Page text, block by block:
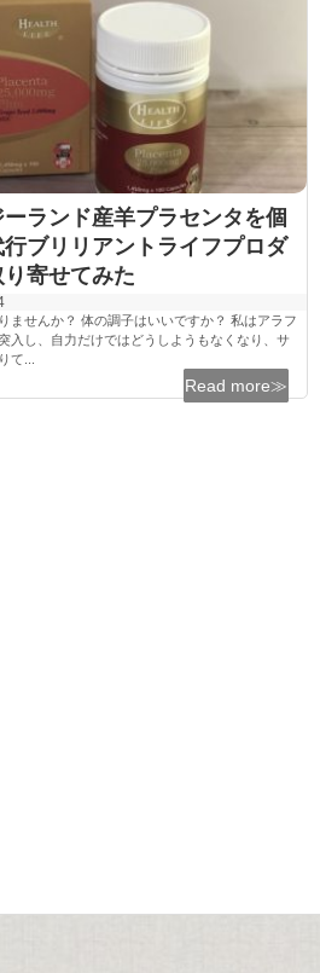
ランド産羊プラセンタを個
行ブリリアントライフプロダ
寄せてみた
ませんか？ 体の調子はいいですか？ 私はアラフ
入し、自力だけではどうしようもなくなり、サ
て...
Read more≫